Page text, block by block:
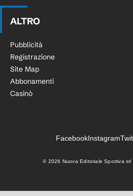
ALTRO
Pubblicità
Registrazione
Site Map
Abbonamenti
Casinò
FacebookInstagram
© 2026 Nuova Editoriale Sportiva srl